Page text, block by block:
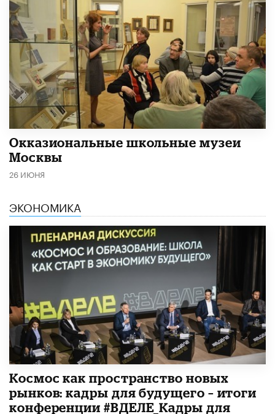
​Окказиональные школьные музеи
Москвы
26 ИЮНЯ
ЭКОНОМИКА
Космос как пространство новых
рынков: кадры для будущего – итоги
конференции #ВДЕЛЕ_Кадры для